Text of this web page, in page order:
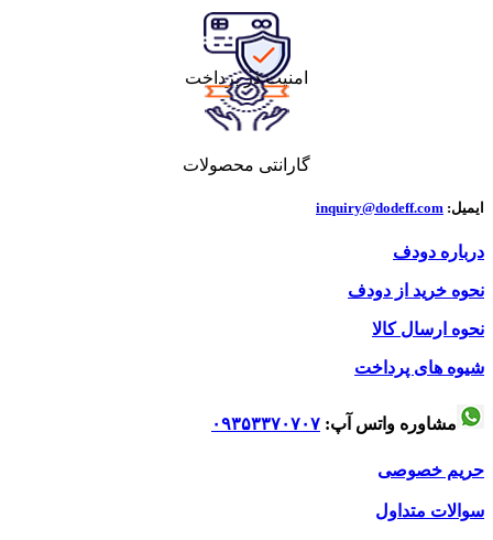
امنیت در پرداخت
گارانتی محصولات
ایمیل: inquiry@dodeff.com
درباره دودف
نحوه خرید از دودف
نحوه ارسال کالا
شیوه های پرداخت
مشاوره واتس آپ: ۰۹۳۵۳۳۷۰۷۰۷
حریم خصوصی
سوالات متداول